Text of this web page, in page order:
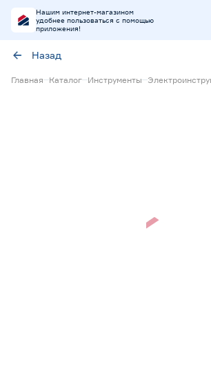
Нашим интернет-магазином
удобнее пользоваться с помощью
приложения!
Назад
Главная Каталог Инструменты